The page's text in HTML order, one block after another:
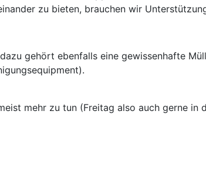
zu bieten, brauchen wir
gehört ebenfalls eine gewissenhafte
mehr zu tun (Freitag also auch gerne